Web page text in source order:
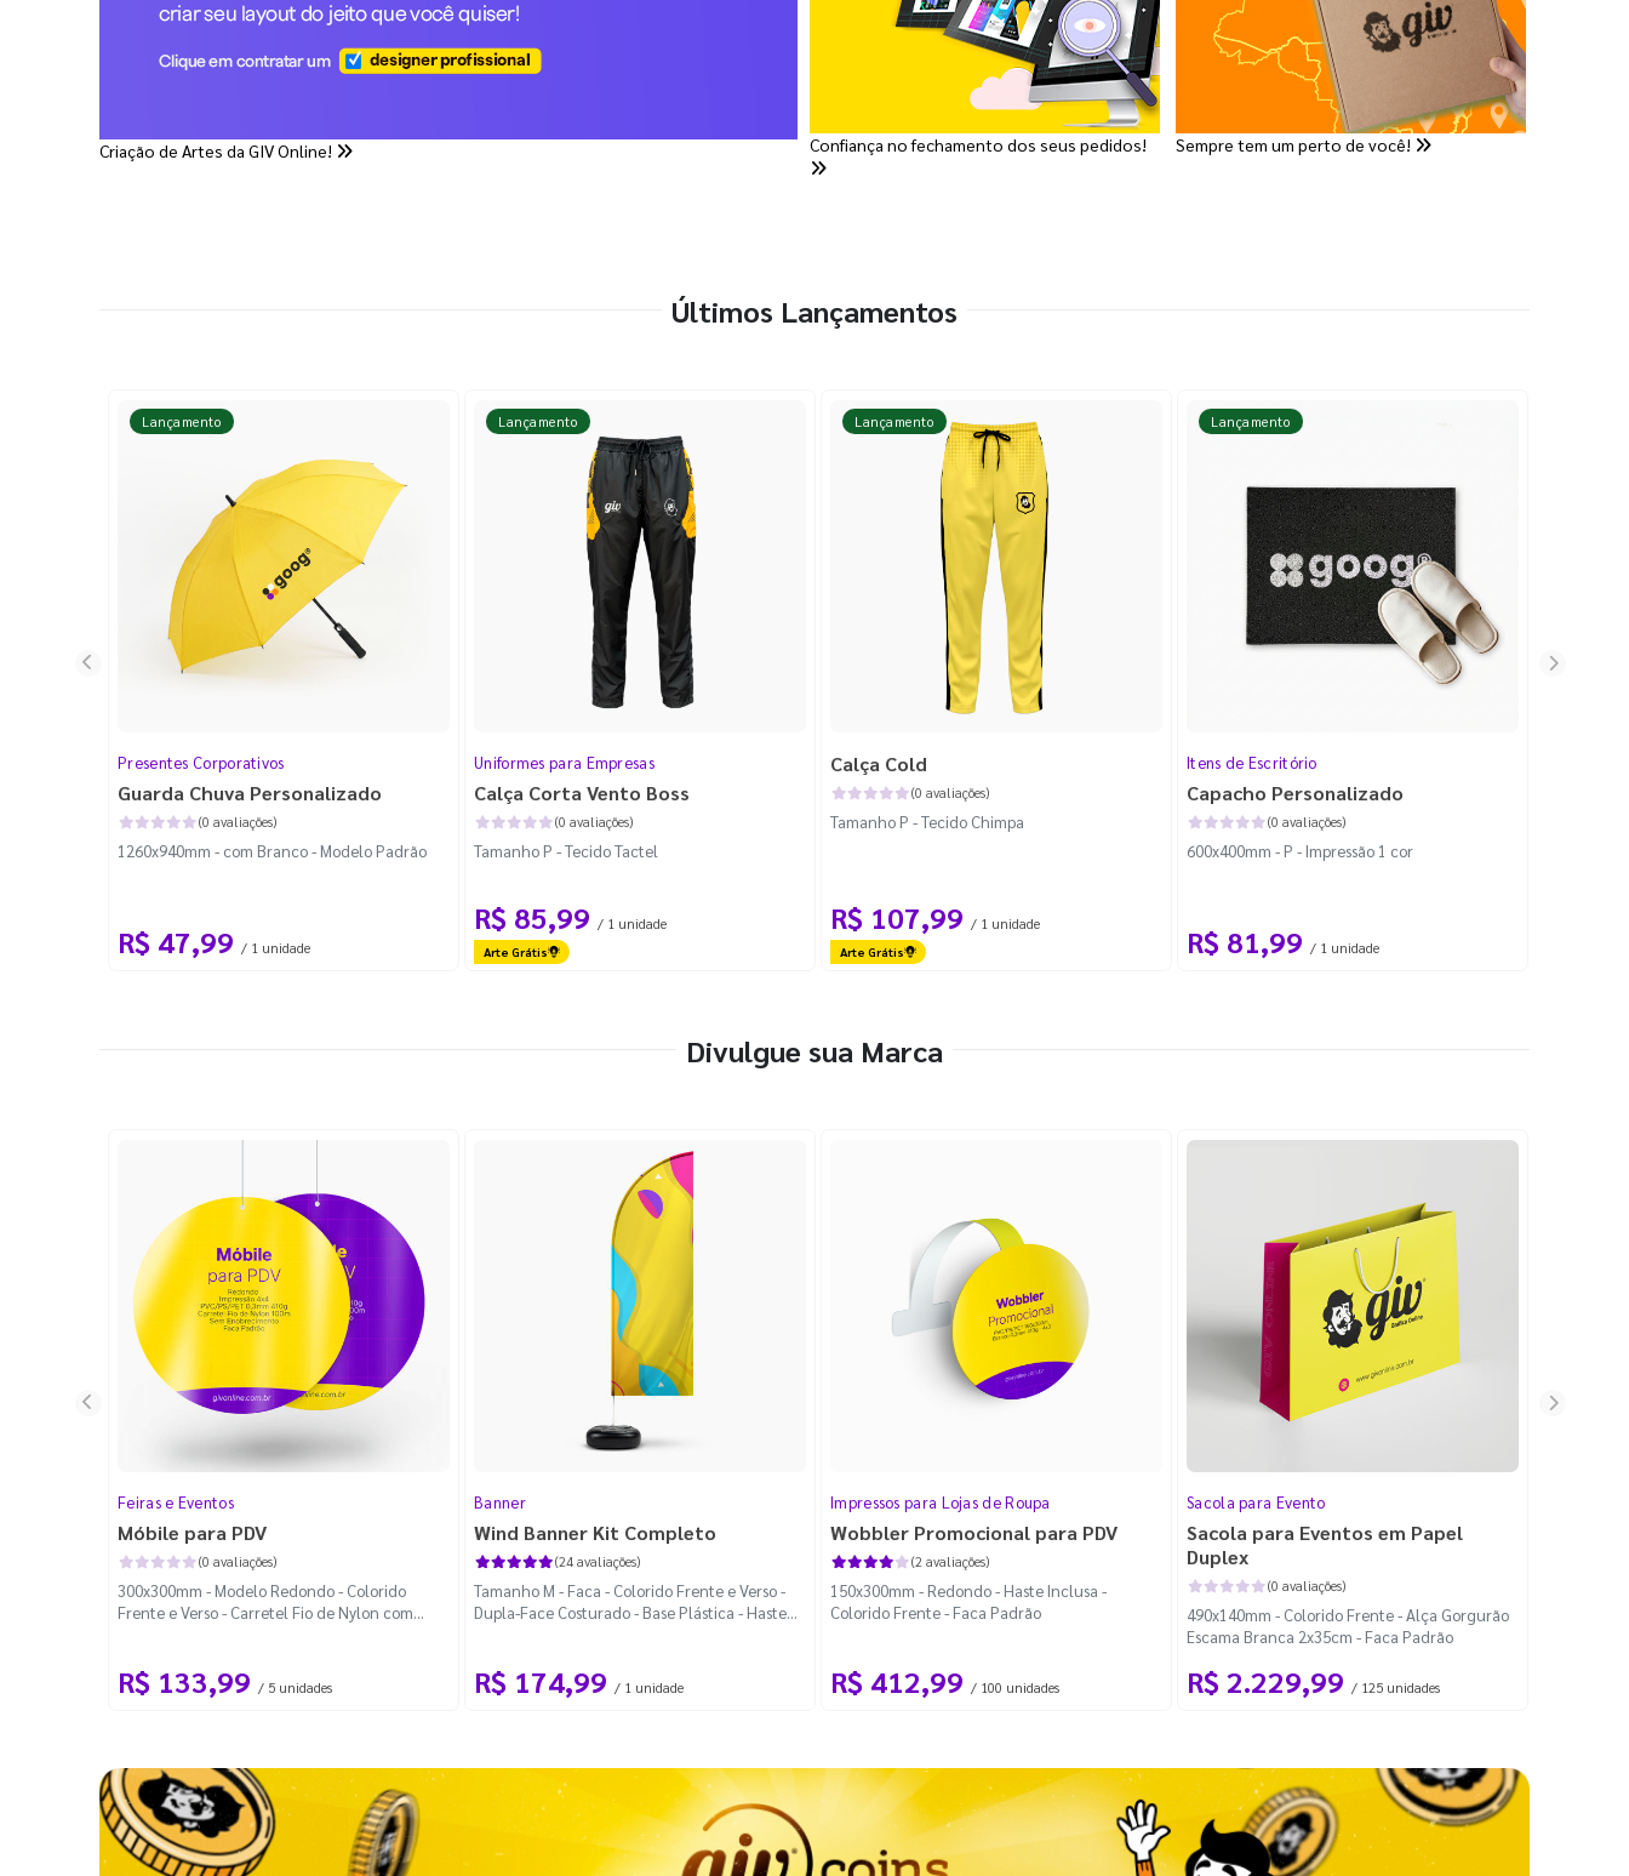
Criação de Artes da GIV Online! Confiança no fechamento dos seus pedidos! Sempre tem um perto de você!
Últimos Lançamentos
Lançamento
Presentes Corporativos
Guarda Chuva Personalizado
(0 avaliações)
1260x940mm - com Branco - Modelo Padrão
R$ 47,99 / 1 unidade
Lançamento
Uniformes para Empresas
Calça Corta Vento Boss
(0 avaliações)
Tamanho P - Tecido Tactel
R$ 85,99 / 1 unidade
Arte Grátis
Lançamento
Calça Cold
(0 avaliações)
Tamanho P - Tecido Chimpa
R$ 107,99 / 1 unidade
Arte Grátis
Lançamento
Itens de Escritório
Capacho Personalizado
(0 avaliações)
600x400mm - P - Impressão 1 cor
R$ 81,99 / 1 unidade
Divulgue sua Marca
Feiras e Eventos
Móbile para PDV
(0 avaliações)
300x300mm - Modelo Redondo - Colorido
Frente e Verso - Carretel Fio de Nylon com
R$ 133,99 / 5 unidades
Banner
Wind Banner Kit Completo
(24 avaliações)
Tamanho M - Faca - Colorido Frente e Verso -
Dupla-Face Costurado - Base Plástica - Haste
R$ 174,99 / 1 unidade
Impressos para Lojas de Roupa
Wobbler Promocional para PDV
(2 avaliações)
150x300mm - Redondo - Haste Inclusa -
Colorido Frente - Faca Padrão
R$ 412,99 / 100 unidades
Sacola para Evento
Sacola para Eventos em Papel
Duplex
(0 avaliações)
490x140mm - Colorido Frente - Alça Gorgurão
Escama Branca 2x35cm - Faca Padrão
R$ 2.229,99 / 125 unidades